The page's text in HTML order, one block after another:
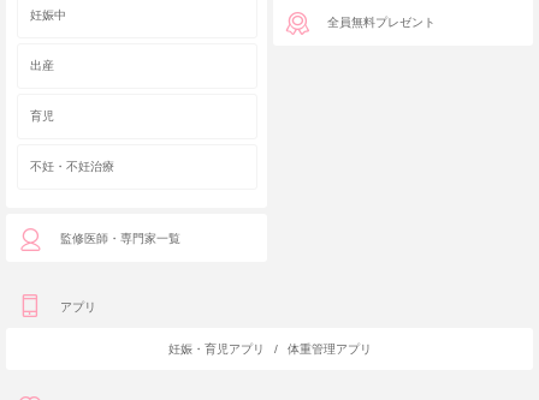
妊娠中
出産
育児
不妊・不妊治療
監修医師・専門家一覧
全員無料プレゼント
アプリ
妊娠・育児アプリ / 体重管理アプリ